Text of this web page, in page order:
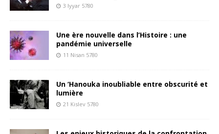
3 Iyyar 5780
Une ère nouvelle dans l’Histoire : une
pandémie universelle
11 Nisan 5780
Un ‘Hanouka inoubliable entre obscurité et
lumière
21 Kislev 5780